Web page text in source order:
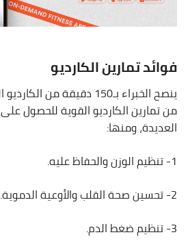
فوائد تمارين الكارديو
من تمارين الكارديو القوية للحصول على
العديدة، ومنها:
1- تنظيم الوزن والحفاظ عليه.
2- تحسين صحة القلب والأوعية الدموية.
3- تنظيم ضغط الدم.